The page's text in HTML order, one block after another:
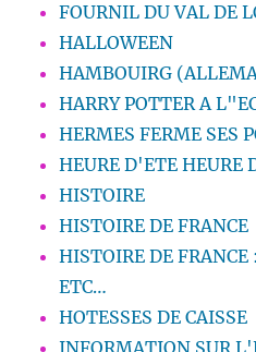
FOURNIL DU VAL DE
HALLOWEEN
HAMBOUIRG
HARRY POTTER A
HERMES FERME SES
HEURE D'ETE HEURE
HISTOIRE
HISTOIRE DE FRANCE
HISTOIRE DE
ETC…
HOTESSES DE CAISSE